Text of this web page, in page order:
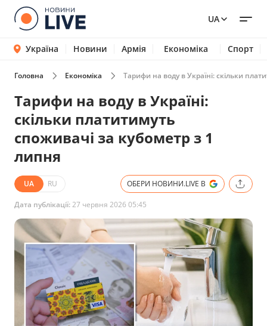
UA
Україна Новини Армія Економіка Спорт
Головна Економіка Тарифи на воду в Україні: скільки
Тарифи на воду в Україні:
скільки платитимуть
споживачі за кубометр з 1
липня
UA RU ОБЕРИ НОВИНИ.LIVE В
Дата публікації:27 червня 2026 05:45